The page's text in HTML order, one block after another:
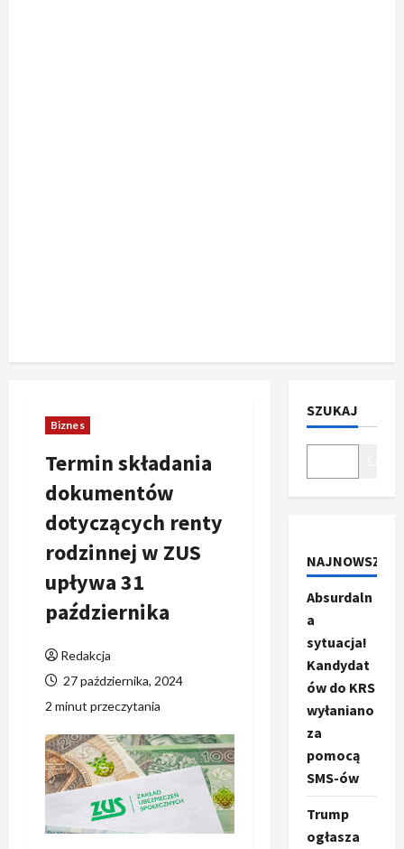
Biznes
Termin składania
dokumentów
dotyczących renty
rodzinnej w ZUS
upływa 31
października
Redakcja
27 października, 2024
2 minut przeczytania
SZUKAJ
NAJNOWSZE
Absurdaln
a
sytuacja!
Kandydat
ów do KRS
wyłaniano
za
pomocą
SMS-ów
Trump
ogłasza